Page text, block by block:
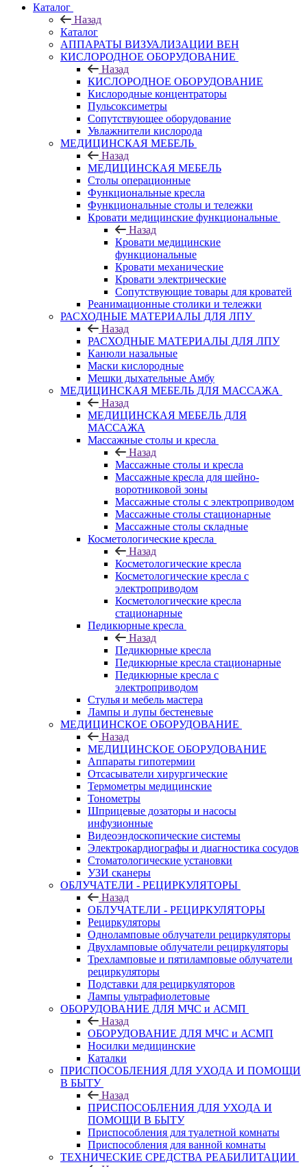
Каталог
Назад
Каталог
АППАРАТЫ ВИЗУАЛИЗАЦИИ ВЕН
КИСЛОРОДНОЕ ОБОРУДОВАНИЕ
Назад
КИСЛОРОДНОЕ ОБОРУДОВАНИЕ
Кислородные концентраторы
Пульсоксиметры
Сопутствующее оборудование
Увлажнители кислорода
МЕДИЦИНСКАЯ МЕБЕЛЬ
Назад
МЕДИЦИНСКАЯ МЕБЕЛЬ
Столы операционные
Функциональные кресла
Функциональные столы и тележки
Кровати медицинские функциональные
Назад
Кровати медицинские
функциональные
Кровати механические
Кровати электрические
Сопутствующие товары для кроватей
Реанимационные столики и тележки
РАСХОДНЫЕ МАТЕРИАЛЫ ДЛЯ ЛПУ
Назад
РАСХОДНЫЕ МАТЕРИАЛЫ ДЛЯ ЛПУ
Канюли назальные
Маски кислородные
Мешки дыхательные Амбу
МЕДИЦИНСКАЯ МЕБЕЛЬ ДЛЯ МАССАЖА
Назад
МЕДИЦИНСКАЯ МЕБЕЛЬ ДЛЯ
МАССАЖА
Массажные столы и кресла
Назад
Массажные столы и кресла
Массажные кресла для шейно-
воротниковой зоны
Массажные столы с электроприводом
Массажные столы стационарные
Массажные столы складные
Косметологические кресла
Назад
Косметологические кресла
Косметологические кресла с
электроприводом
Косметологические кресла
стационарные
Педикюрные кресла
Назад
Педикюрные кресла
Педикюрные кресла стационарные
Педикюрные кресла с
электроприводом
Стулья и мебель мастера
Лампы и лупы бестеневые
МЕДИЦИНСКОЕ ОБОРУДОВАНИЕ
Назад
МЕДИЦИНСКОЕ ОБОРУДОВАНИЕ
Аппараты гипотермии
Отсасыватели хирургические
Термометры медицинские
Тонометры
Шприцевые дозаторы и насосы
инфузионные
Видеоэндоскопические системы
Электрокардиографы и диагностика сосудов
Стоматологические установки
УЗИ сканеры
ОБЛУЧАТЕЛИ - РЕЦИРКУЛЯТОРЫ
Назад
ОБЛУЧАТЕЛИ - РЕЦИРКУЛЯТОРЫ
Рециркуляторы
Одноламповые облучатели рециркуляторы
Двухламповые облучатели рециркуляторы
Трехламповые и пятиламповые облучатели
рециркуляторы
Подставки для рециркуляторов
Лампы ультрафиолетовые
ОБОРУДОВАНИЕ ДЛЯ МЧС и АСМП
Назад
ОБОРУДОВАНИЕ ДЛЯ МЧС и АСМП
Носилки медицинские
Каталки
ПРИСПОСОБЛЕНИЯ ДЛЯ УХОДА И ПОМОЩИ
В БЫТУ
Назад
ПРИСПОСОБЛЕНИЯ ДЛЯ УХОДА И
ПОМОЩИ В БЫТУ
Приспособления для туалетной комнаты
Приспособления для ванной комнаты
ТЕХНИЧЕСКИЕ СРЕДСТВА РЕАБИЛИТАЦИИ